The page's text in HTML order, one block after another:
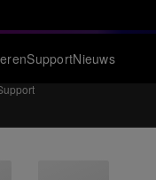
SupportNieuws